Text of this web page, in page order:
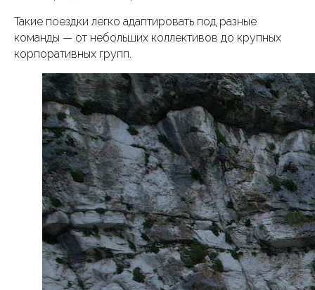
Такие поездки легко адаптировать под разные
команды — от небольших коллективов до крупных
корпоративных групп.